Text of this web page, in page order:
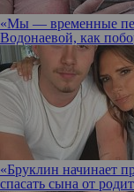
«Мы — временные
Водонаевой, как
«Бруклин начинает
спасать сына от